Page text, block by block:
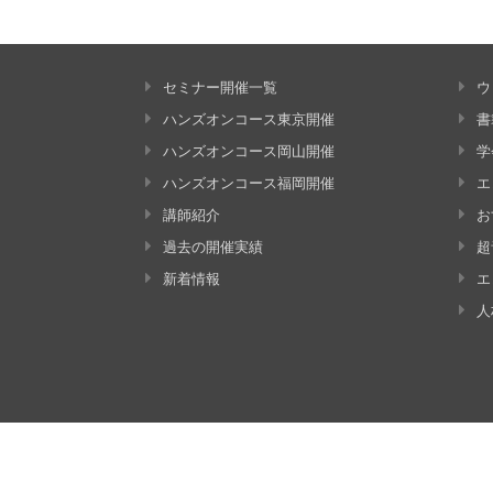
セミナー開催一覧
ハンズオンコース東京開催
ハンズオンコース岡山開催
ハンズオンコース福岡開催
講師紹介
過去の開催実績
新着情報